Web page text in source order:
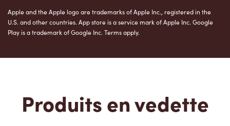
Apple and the Apple logo are trademarks of Apple Inc., registered in the
U.S. and other countries. App store is a service mark of Apple Inc. Google
Play is a trademark of Google Inc. Terms apply.
Produits en vedette